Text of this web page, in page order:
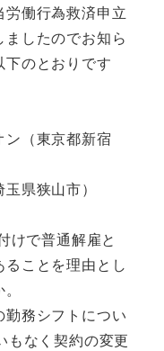
働行為救済申立
したのでお知ら
のとおりです
（東京都新宿
県狭山市）
で普通解雇と
ことを理由とし
務シフトについ
もなく契約の変更